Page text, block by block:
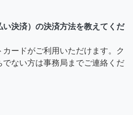
決済）の決済方法を教えてくだ
ードがご利用いただけます。ク
でない方は事務局までご連絡くだ